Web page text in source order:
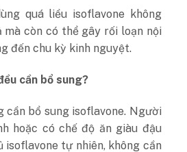
quá liều isoflavone không
mà còn có thể gây rối loạn nội
đến chu kỳ kinh nguyệt.
cần bổ sung?
cần bổ sung isoflavone. Người
hoặc có chế độ ăn giàu đậu
isoflavone tự nhiên, không cần